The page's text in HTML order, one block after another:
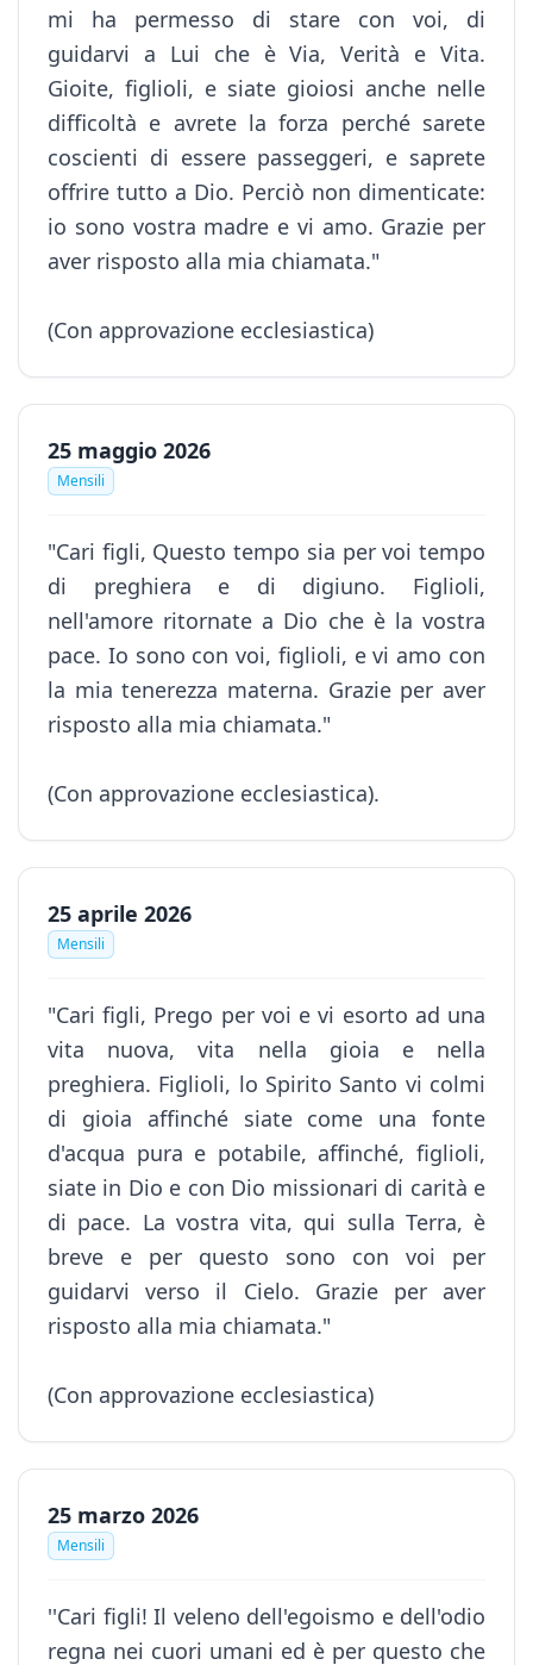
mi ha permesso di stare con voi, di
guidarvi a Lui che è Via, Verità e Vita.
Gioite, figlioli, e siate gioiosi anche nelle
difficoltà e avrete la forza perché sarete
coscienti di essere passeggeri, e saprete
offrire tutto a Dio. Perciò non dimenticate:
io sono vostra madre e vi amo. Grazie per
aver risposto alla mia chiamata."
(Con approvazione ecclesiastica)
25 maggio 2026
Mensili
"Cari figli, Questo tempo sia per voi tempo
di preghiera e di digiuno. Figlioli,
nell'amore ritornate a Dio che è la vostra
pace. Io sono con voi, figlioli, e vi amo con
la mia tenerezza materna. Grazie per aver
risposto alla mia chiamata."
(Con approvazione ecclesiastica).
25 aprile 2026
Mensili
"Cari figli, Prego per voi e vi esorto ad una
vita nuova, vita nella gioia e nella
preghiera. Figlioli, lo Spirito Santo vi colmi
di gioia affinché siate come una fonte
d'acqua pura e potabile, affinché, figlioli,
siate in Dio e con Dio missionari di carità e
di pace. La vostra vita, qui sulla Terra, è
breve e per questo sono con voi per
guidarvi verso il Cielo. Grazie per aver
risposto alla mia chiamata."
(Con approvazione ecclesiastica)
25 marzo 2026
Mensili
''Cari figli! Il veleno dell'egoismo e dell'odio
regna nei cuori umani ed è per questo che